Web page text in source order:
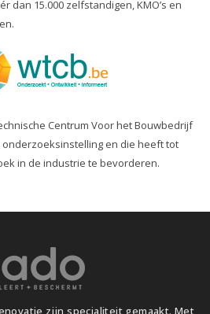
dan 15.000 zelfstandigen, KMO’s en
Centrum Voor het Bouwbedrijf
onderzoeksinstelling en die heeft tot
in de industrie te bevorderen.
zijn specialiteit gemaakt. Met